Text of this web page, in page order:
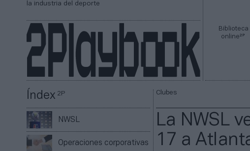
la industria del deporte
Biblioteca
online2P
Índex2P
NWSL
Operaciones corporativas
Clubes
La NWSL
17 a